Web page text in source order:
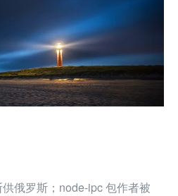
俄罗斯；node-ipc 包作者被